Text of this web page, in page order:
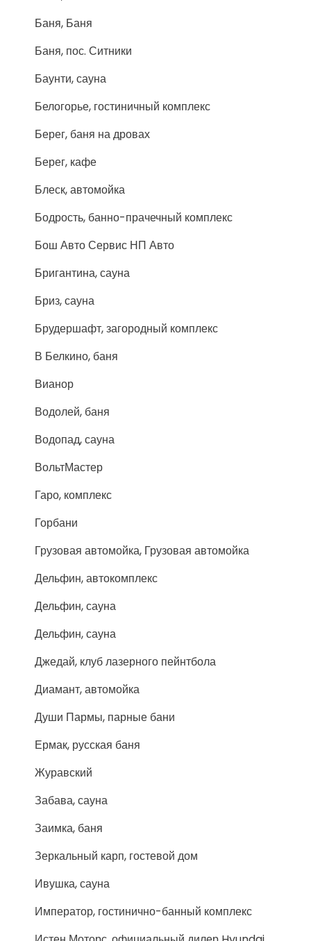
Баня, Баня
Баня, пос. Ситники
Баунти, сауна
Белогорье, гостиничный комплекс
Берег, баня на дровах
Берег, кафе
Блеск, автомойка
Бодрость, банно-прачечный комплекс
Бош Авто Сервис НП Авто
Бригантина, сауна
Бриз, сауна
Брудершафт, загородный комплекс
В Белкино, баня
Вианор
Водолей, баня
Водопад, сауна
ВольтМастер
Гаро, комплекс
Горбани
Грузовая автомойка, Грузовая автомойка
Дельфин, автокомплекс
Дельфин, сауна
Дельфин, сауна
Джедай, клуб лазерного пейнтбола
Диамант, автомойка
Души Пармы, парные бани
Ермак, русская баня
Журавский
Забава, сауна
Заимка, баня
Зеркальный карп, гостевой дом
Ивушка, сауна
Император, гостинично-банный комплекс